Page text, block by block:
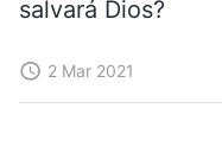
salvará Dios?
2 Mar 2021